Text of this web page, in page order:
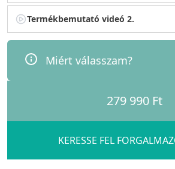
Termékbemutató videó 2.
Miért válasszam?
279 990 Ft
KERESSE FEL